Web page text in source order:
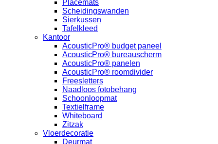
Placemats
Scheidingswanden
Sierkussen
Tafelkleed
Kantoor
AcousticPro® budget paneel
AcousticPro® bureauscherm
AcousticPro® panelen
AcousticPro® roomdivider
Freesletters
Naadloos fotobehang
Schoonloopmat
Textielframe
Whiteboard
Zitzak
Vloerdecoratie
Deurmat